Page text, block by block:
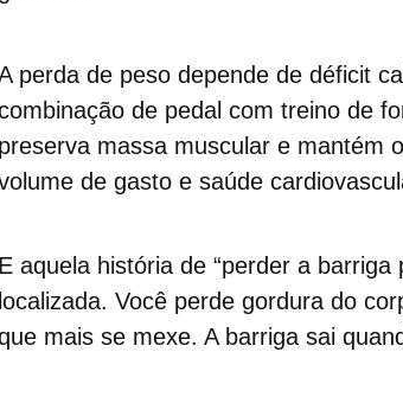
perda de peso depende de déficit
de pedal com treino de
preserva massa muscular e mantém
de gasto e saúde
E aquela história de “perder a
localizada. Você perde gordura do
mais se mexe. A barriga sai